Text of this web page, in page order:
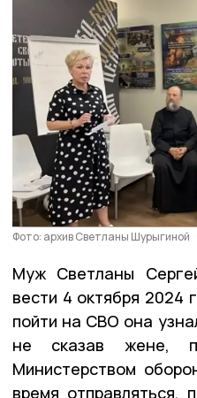
Фото: архив Светланы Шурыгиной
Муж Светланы
вести 4 октября 2024
пойти на СВО она
не сказав жене,
Министерством
время отправляться,